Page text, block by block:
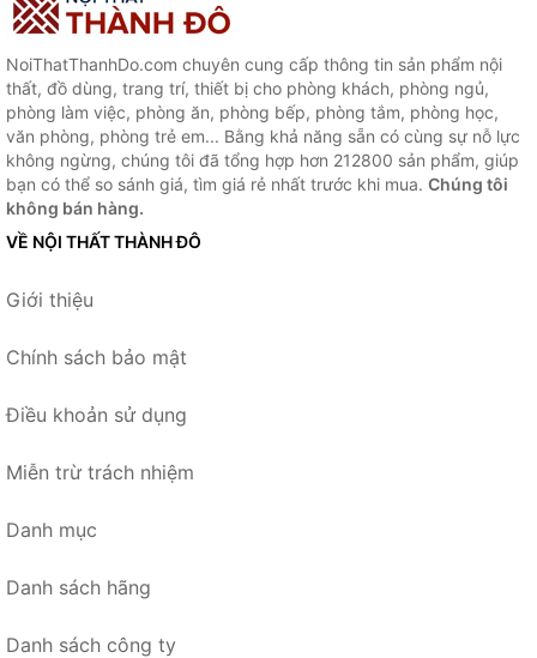
NoiThatThanhDo.com chuyên cung cấp thông tin sản phẩm nội
thất, đồ dùng, trang trí, thiết bị cho phòng khách, phòng ngủ,
phòng làm việc, phòng ăn, phòng bếp, phòng tắm, phòng học,
văn phòng, phòng trẻ em... Bằng khả năng sẵn có cùng sự nỗ lực
không ngừng, chúng tôi đã tổng hợp hơn 212800 sản phẩm, giúp
bạn có thể so sánh giá, tìm giá rẻ nhất trước khi mua. Chúng tôi
không bán hàng.
VỀ NỘI THẤT THÀNH ĐÔ
Giới thiệu
Chính sách bảo mật
Điều khoản sử dụng
Miễn trừ trách nhiệm
Danh mục
Danh sách hãng
Danh sách công ty